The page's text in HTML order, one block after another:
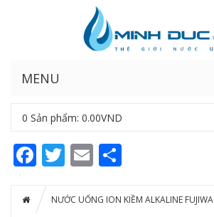
MENU
0 Sản phẩm: 0.00VND
Facebook
Twitter
Email
NƯỚC UỐNG ION KIỀM ALKALINE FUJIWA